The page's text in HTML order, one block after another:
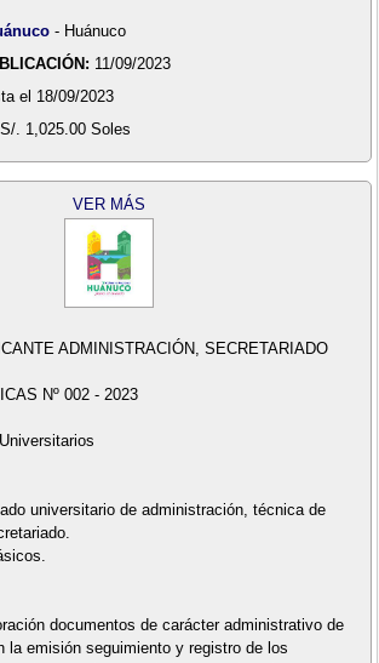
- Huánuco
11/09/2023
el 18/09/2023
S/. 1,025.00 Soles
VER MÁS
ADMINISTRACIÓN, SECRETARIADO
Nº 002 - 2023
universitario de administración, técnica de
documentos de carácter administrativo de
la emisión seguimiento y registro de los